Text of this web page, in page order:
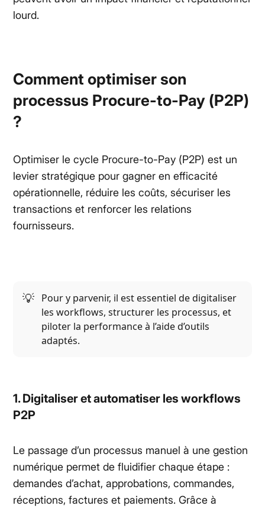
lourd.
Comment optimiser son
processus Procure-to-Pay (P2P)
?
Optimiser le cycle Procure-to-Pay (P2P) est un
levier stratégique pour gagner en efficacité
opérationnelle, réduire les coûts, sécuriser les
transactions et renforcer les relations
fournisseurs.
💡 Pour y parvenir, il est essentiel de digitaliser
les workflows, structurer les processus, et
piloter la performance à l’aide d’outils
adaptés.
1. Digitaliser et automatiser les workflows
P2P
Le passage d’un processus manuel à une gestion
numérique permet de fluidifier chaque étape :
demandes d’achat, approbations, commandes,
réceptions, factures et paiements. Grâce à